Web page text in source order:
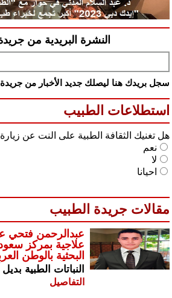
النشرة البريدية من
سجل بريدك هنا ليصلك جديد الأخبار من
استطلاعات الطبيب
هل تغنيك الثقافة الطبية على النت عن
نعم
لا
احيانا
مقالات جريدة الطبيب
عبدالرحمن فتحي
علاجية بمركز
البحثية بالوطن
النباتات الطبية
التفاصيل